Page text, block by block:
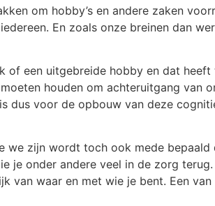
om hobby’s en andere zaken
En zoals onze breinen dan
een uitgebreide hobby en dat
houden om achteruitgang van
voor de opbouw van deze
we zijn wordt toch ook mede
onder andere veel in de zorg
waar en met wie je bent. Een